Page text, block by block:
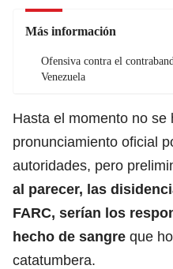
Más información
Ofensiva contra el
Venezuela
Hasta el momento no se
pronunciamiento oficial
autoridades, pero
al parecer, las
FARC, serían los
hecho de sangre que
catatumbera.